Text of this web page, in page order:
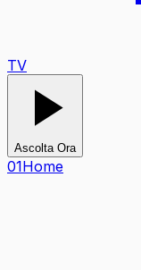
Ascolta Ora
01Home